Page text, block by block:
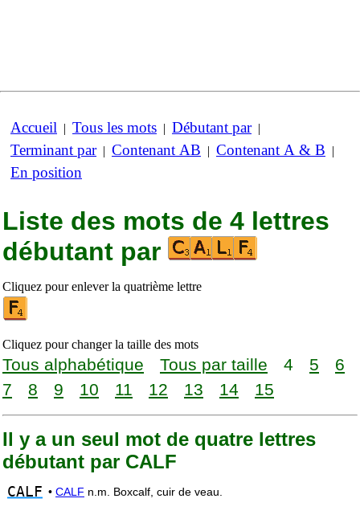
Accueil | Tous les mots | Débutant par|
Terminant par| Contenant AB | Contenant A & B |
En position
Liste des mots de 4 lettres
débutant par
Cliquez pour enlever la quatrième lettre
Cliquez pour changer la taille des mots
Tous alphabétique Tous par taille 4 5
6
7
8 9 10 11 12 13 14 15
Il y a un seul mot de quatre lettres
débutant par CALF
CALF • CALF n.m. Boxcalf, cuir de veau.